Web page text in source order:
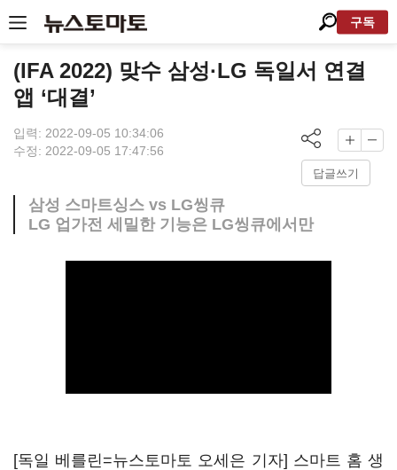
구독
(IFA 2022) 맞수 삼성·LG 독일서 연결
앱 ‘대결’
입력: 2022-09-05 10:34:06
수정: 2022-09-05 17:47:56
답글쓰기
삼성 스마트싱스 vs LG씽큐
LG 업가전 세밀한 기능은 LG씽큐에서만
[독일 베를린=뉴스토마토 오세은 기자] 스마트 홈 생